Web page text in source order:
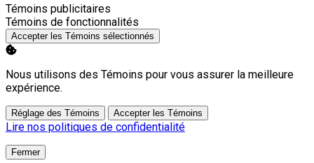
Activer
Témoins publicitaires
Activer
Témoins de fonctionnalités
Accepter les Témoins sélectionnés
Nous utilisons des Témoins pour vous assurer la meilleure
expérience.
Réglage des Témoins Accepter les Témoins
Lire nos politiques de confidentialité
Fermer